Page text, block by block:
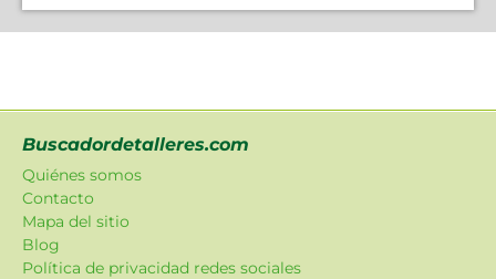
Buscadordetalleres.com
Quiénes somos
Contacto
Mapa del sitio
Blog
Política de privacidad redes sociales